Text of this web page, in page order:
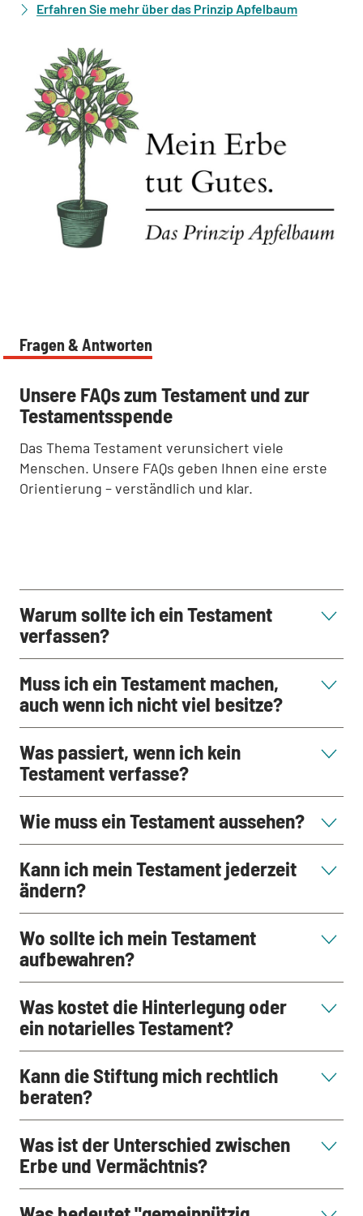
Erfahren Sie mehr über das Prinzip Apfelbaum
Fragen & Antworten
:Unsere FAQs zum Testament und zur
Testamentsspende
Das Thema Testament verunsichert viele
Menschen. Unsere FAQs geben Ihnen eine erste
Orientierung – verständlich und klar.
Warum sollte ich ein Testament
verfassen?
Muss ich ein Testament machen,
auch wenn ich nicht viel besitze?
Was passiert, wenn ich kein
Testament verfasse?
Wie muss ein Testament aussehen?
Kann ich mein Testament jederzeit
ändern?
Wo sollte ich mein Testament
aufbewahren?
Was kostet die Hinterlegung oder
ein notarielles Testament?
Kann die Stiftung mich rechtlich
beraten?
Was ist der Unterschied zwischen
Erbe und Vermächtnis?